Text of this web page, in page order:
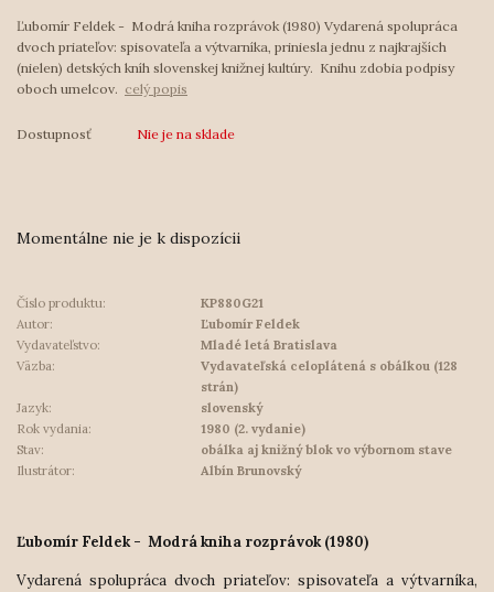
Ľubomír Feldek - Modrá kniha rozprávok (1980) Vydarená spolupráca
dvoch priateľov: spisovateľa a výtvarníka, priniesla jednu z najkrajších
(nielen) detských kníh slovenskej knižnej kultúry. Knihu zdobia podpisy
oboch umelcov. celý popis
Dostupnosť Nie je na sklade
Momentálne nie je k dispozícii
Číslo produktu:
KP880G21
Autor:
Ľubomír Feldek
Vydavateľstvo:
Mladé letá Bratislava
Väzba:
Vydavateľská celoplátená s obálkou (128
strán)
Jazyk:
slovenský
Rok vydania:
1980 (2. vydanie)
Stav:
obálka aj knižný blok vo výbornom stave
Ilustrátor:
Albín Brunovský
Ľubomír Feldek - Modrá kniha rozprávok (1980)
Vydarená spolupráca dvoch priateľov: spisovateľa a výtvarníka,